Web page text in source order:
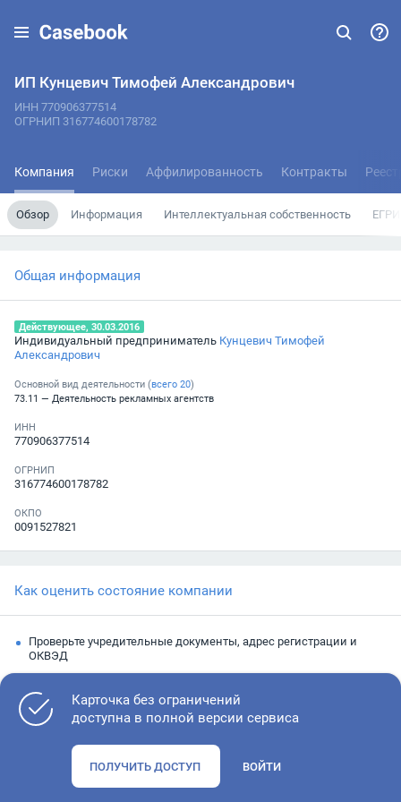
ИП Кунцевич Тимофей Александрович
ИНН 770906377514
ОГРНИП 316774600178782
Компания Риски Аффилированность Контракты
Обзор Информация Интеллектуальная собственность
Общая информация
Действующее, 30.03.2016
Индивидуальный предприниматель Кунцевич Тимофей
Александрович
Основной вид деятельности (всего 20)
73.11 — Деятельность рекламных агентств
ИНН
770906377514
ОГРНИП
316774600178782
ОКПО
0091527821
Как оценить состояние компании
Проверьте учредительные документы, адрес регистрации и
ОКВЭД
Изучите финансовые показатели
исполнительным производствам
Карточка без ограничений
доступна в полной версии сервиса
ПОЛУЧИТЬ ДОСТУП ВОЙТИ